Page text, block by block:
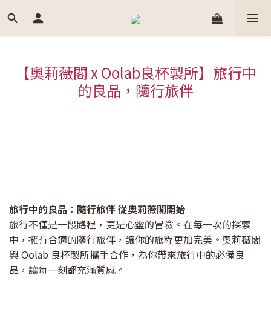
【奧莉薇閣 x Oolab良杯製所】旅行中
的良品，隨行旅伴
旅行中的良品：隨行旅伴從奧莉薇閣開始
旅行不僅是一段路程，更是心靈的冒險。在每一次的探索
中，擁有合適的隨行旅伴，讓你的旅程更加完美。奧莉薇閣
與 Oolab 良杯製所攜手合作，為你帶來旅行中的必備良
品，讓每一刻都充滿質感。